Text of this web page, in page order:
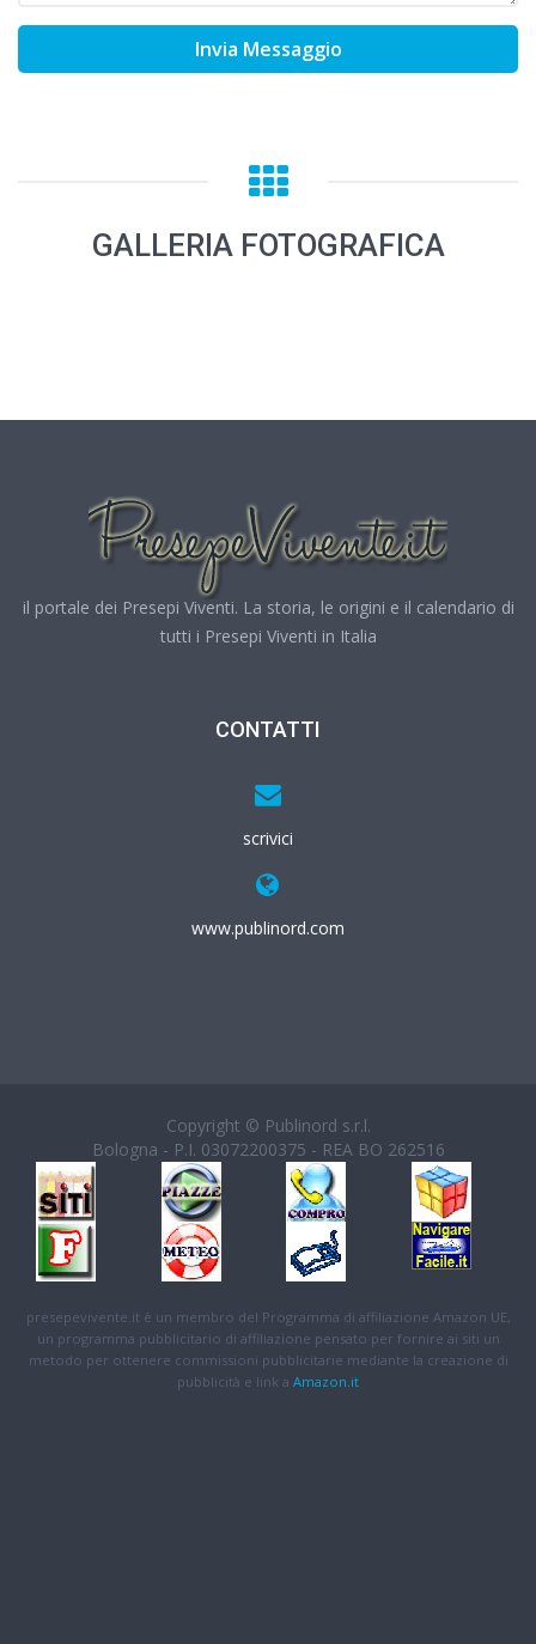
Invia Messaggio
GALLERIA FOTOGRAFICA
il portale dei Presepi Viventi. La storia, le origini e il calendario di
tutti i Presepi Viventi in Italia
CONTATTI
scrivici
www.publinord.com
Copyright © Publinord s.r.l.
Bologna - P.I. 03072200375 - REA BO 262516
presepevivente.it è un membro del Programma di affiliazione Amazon UE,
un programma pubblicitario di affiliazione pensato per fornire ai siti un
metodo per ottenere commissioni pubblicitarie mediante la creazione di
pubblicità e link a Amazon.it